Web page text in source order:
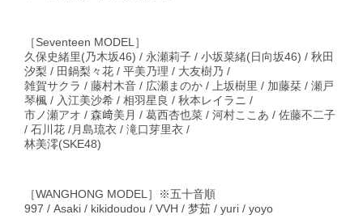
［Seventeen MODEL］
久保史緒里(乃木坂46) / 永瀬莉子 / 小坂菜緒(日向坂46) / 秋田
汐梨 / 田鍋梨々花 / 平美乃理 / 大友樹乃 /
雑賀サクラ / 藤村木音 / 広瀬まのか / 上坂樹里 / 加藤栞 / 瀬戸
琴楓 / 入江美沙希 / 相羽星良 / 秋本レイラニ /
市ノ瀬アオ / 森﨑美月 / 葛西杏也菜 / 河村ここあ / 佐藤不二子
/ 石川花 /月島琉衣 / 滝口芽里衣 /
林美澪(SKE48)
［WANGHONG MODEL］※五十音順
997 / Asaki / kikidoudou / VVH / 梦茹 / yuri / yoyo